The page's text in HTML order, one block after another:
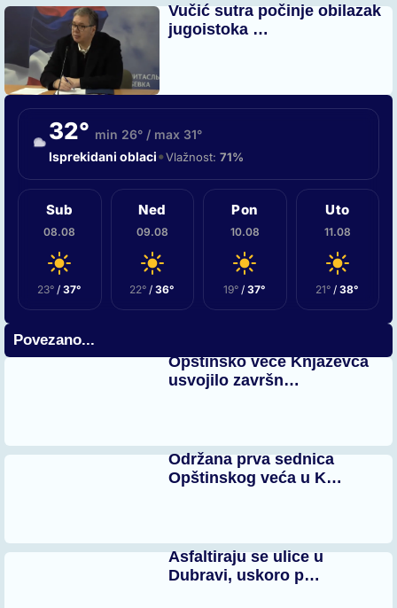
Vučić sutra počinje obilazak
jugoistoka …
32° min 26° / max 31°
Isprekidani oblaci•Vlažnost: 71%
Sub
08.08
23° /37°
Ned
09.08
22° /36°
Pon
10.08
19° /37°
Uto
11.08
21° /38°
Povezano...
Opštinsko veće Knjaževca
usvojilo završn…
Održana prva sednica
Opštinskog veća u K…
Asfaltiraju se ulice u
Dubravi, uskoro p…